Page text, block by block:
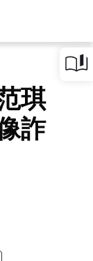
琪
詐